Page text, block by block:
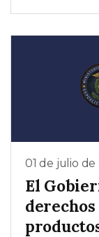
01 de julio de
El